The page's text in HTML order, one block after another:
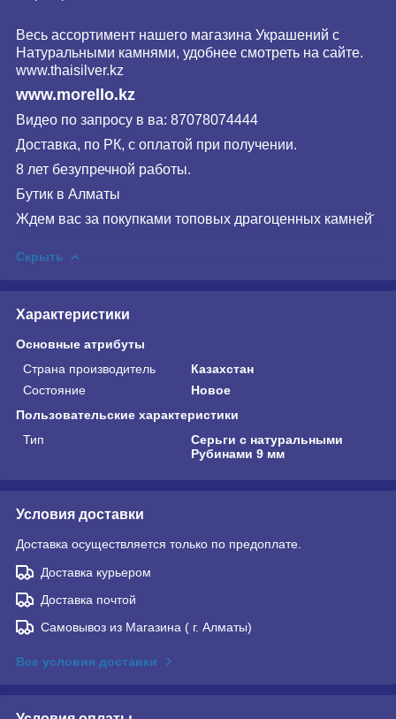
Весь ассортимент нашего магазина Украшений с
Натуральными камнями, удобнее смотреть на сайте.
www.thaisilver.kz
www.morello.kz
Видео по запросу в ва: 87078074444
Доставка, по РК, с оплатой при получении.
8 лет безупречной работы.
Бутик в Алматы
Ждем вас за покупками топовых драгоценных камней̆
Скрыть
Характеристики
Основные атрибуты
Страна производитель
Казахстан
Состояние
Новое
Пользовательские характеристики
Тип
Серьги с натуральными
Рубинами 9 мм
Условия доставки
Доставка осуществляется только по предоплате.
Доставка курьером
Доставка почтой
Самовывоз из Магазина ( г. Алматы)
Все условия доставки